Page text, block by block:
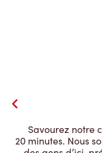
Savourez notre
20 minutes. Nous